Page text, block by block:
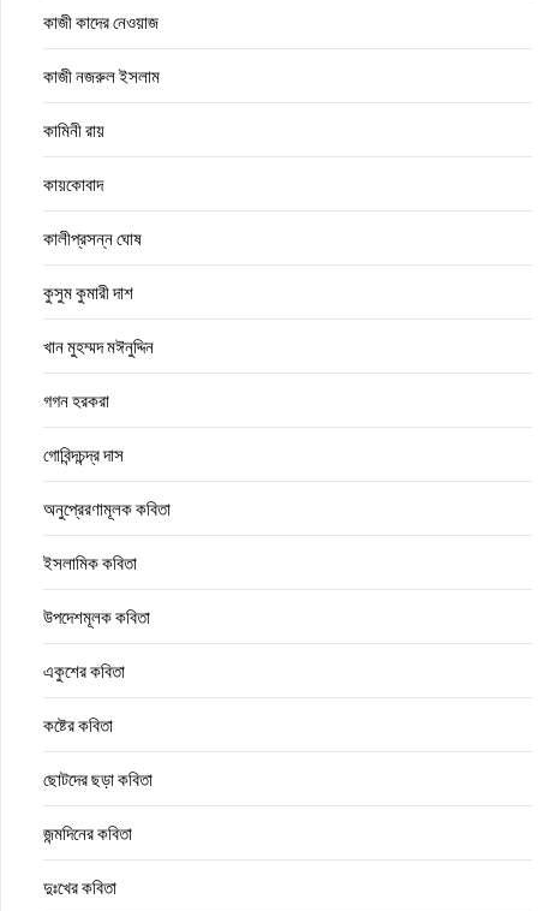
কাজী কাদের নেওয়াজ
কাজী নজরুল ইসলাম
কামিনী রায়
কায়কোবাদ
কালীপ্রসন্ন ঘোষ
কুসুম কুমারী দাশ
খান মুহম্মদ মঈনুদ্দিন
গগন হরকরা
গোবিন্দচন্দ্র দাস
অনুপ্রেরণামূলক কবিতা
ইসলামিক কবিতা
উপদেশমূলক কবিতা
একুশের কবিতা
কষ্টের কবিতা
ছোটদের ছড়া কবিতা
জন্মদিনের কবিতা
দুঃখের কবিতা